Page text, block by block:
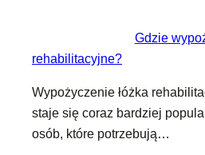
Gdzie
rehabilitacyjne?
Wypożyczenie łóżka
staje się coraz bardziej
osób, które potrzebują…